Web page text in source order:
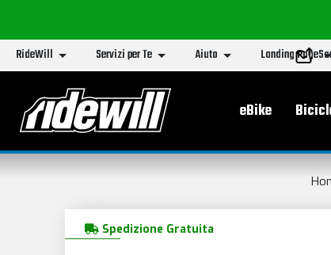
RideWill Servizi per Te Aiuto Landing Page
Menu
eBike
Spedizione Gratuita